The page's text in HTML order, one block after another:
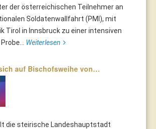
der österreichischen Teilnehmer an
Soldatenwallfahrt (PMI), mit
Tirol in Innsbruck zu einer intensiven
Weiterlesen
auf Bischofsweihe von…
die steirische Landeshauptstadt